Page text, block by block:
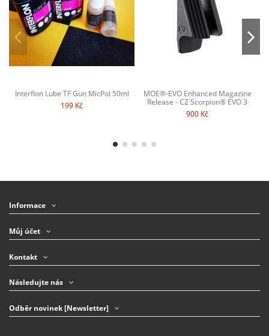
Interflon Lube TF Gun MicPol 50ml
199 Kč
MOE®-EVO Enhanced Magazine
Release - CZ Scorpion® EVO 3
900 Kč
Informace
Můj účet
Kontakt
Následujte nás
Odběr novinek [Newsletter]